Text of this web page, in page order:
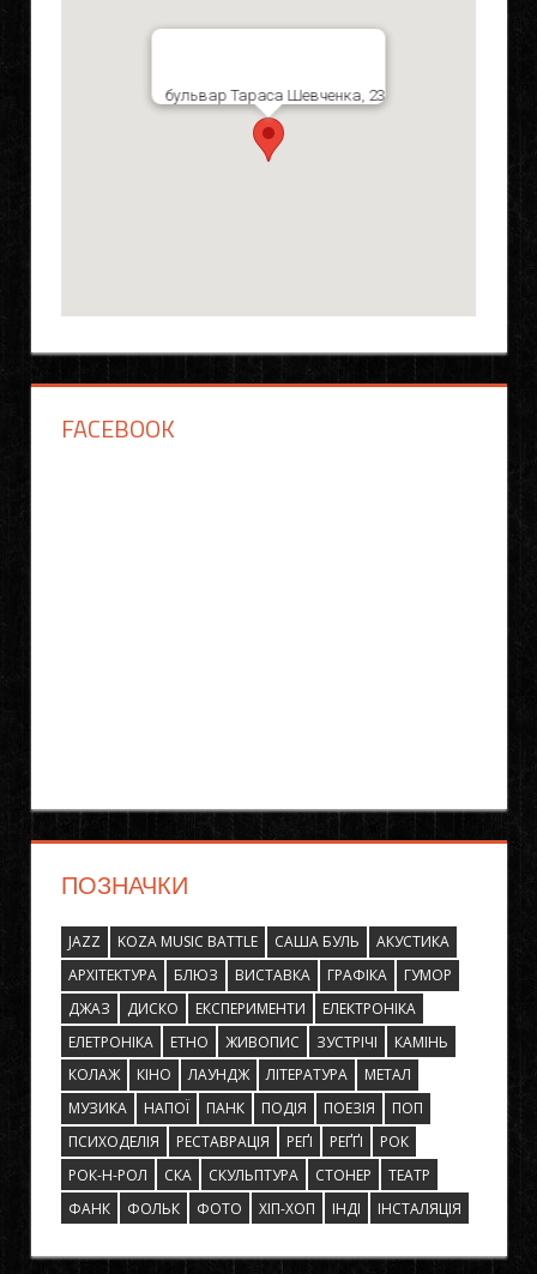
бульвар Тараса Шевченка, 23
FACEBOOK
ПОЗНАЧКИ
JAZZ KOZA MUSIC BATTLE САША БУЛЬ
АКУСТИКА
АРХІТЕКТУРА
БЛЮЗ ВИСТАВКА ГРАФІКА
ГУМОР
ДЖАЗ
ДИСКО ЕКСПЕРИМЕНТИ
ЕЛЕКТРОНІКА
ЕЛЕТРОНІКА
ЕТНО ЖИВОПИС ЗУСТРІЧІ
КАМІНЬ
КОЛАЖ
КІНО ЛАУНДЖ ЛІТЕРАТУРА
МЕТАЛ
МУЗИКА
НАПОЇ ПАНК ПОДІЯ ПОЕЗІЯ
ПОП
ПСИХОДЕЛІЯ
РЕСТАВРАЦІЯ РЕҐІ РЕҐҐІ
РОК
РОК-Н-РОЛ
СКА СКУЛЬПТУРА СТОНЕР
ТЕАТР
ФАНК
ФОЛЬК ФОТО ХІП-ХОП ІНДІ ІНСТАЛЯЦІЯ